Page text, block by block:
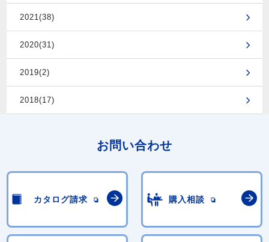
2021(38)
2020(31)
2019(2)
2018(17)
お問い合わせ
カタログ請求 購入相談